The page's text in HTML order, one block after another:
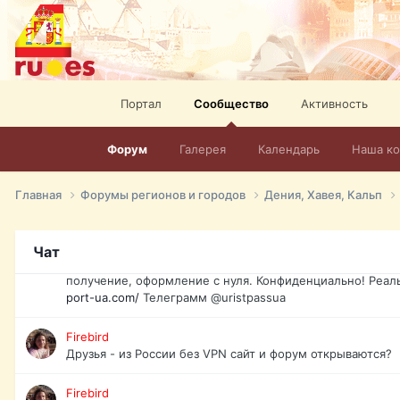
Портал Сообщество
Форум Галерея Календарь Наша
Активность
Главная Форумы регионов и городов Дения, Хавея, Кальп
Чат
спорт, HD. + Огромная видеотека + 10.000 фильмов и
сайта. Наш сайт: http://mir-tv.club/television-in-spain.html
David16
Книги
David16
Подскажите пожалуйста, как удалить свой аккаунт из
Юрист юа
получение, оформление с нуля. Конфиденциально!
port-ua.com/ Телеграмм @uristpassua
Firebird
Друзья - из России без VPN сайт и форум открываются?
Firebird